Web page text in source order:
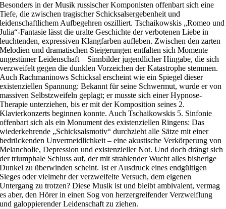
Besonders in der Musik russischer Komponisten offenbart sich eine
Tiefe, die zwischen tragischer Schicksalsergebenheit und
leidenschaftlichem Aufbegehren oszilliert. Tschaikowskis „Romeo und
Julia“-Fantasie lässt die uralte Geschichte der verbotenen Liebe in
leuchtenden, expressiven Klangfarben aufleben. Zwischen den zarten
Melodien und dramatischen Steigerungen entfalten sich Momente
ungestümer Leidenschaft – Sinnbilder jugendlicher Hingabe, die sich
verzweifelt gegen die dunklen Vorzeichen der Katastrophe stemmen.
Auch Rachmaninows Schicksal erscheint wie ein Spiegel dieser
existenziellen Spannung: Bekannt für seine Schwermut, wurde er von
massiven Selbstzweifeln geplagt; er musste sich einer Hypnose-
Therapie unterziehen, bis er mit der Komposition seines 2.
Klavierkonzerts beginnen konnte. Auch Tschaikowskis 5. Sinfonie
offenbart sich als ein Monument des existenziellen Ringens: Das
wiederkehrende „Schicksalsmotiv“ durchzieht alle Sätze mit einer
bedrückenden Unvermeidlichkeit – eine akustische Verkörperung von
Melancholie, Depression und existenzieller Not. Und doch drängt sich
der triumphale Schluss auf, der mit strahlender Wucht alles bisherige
Dunkel zu überwinden scheint. Ist er Ausdruck eines endgültigen
Sieges oder vielmehr der verzweifelte Versuch, dem eigenen
Untergang zu trotzen? Diese Musik ist und bleibt ambivalent, vermag
es aber, den Hörer in einen Sog von herzergreifender Verzweiflung
und galoppierender Leidenschaft zu ziehen.